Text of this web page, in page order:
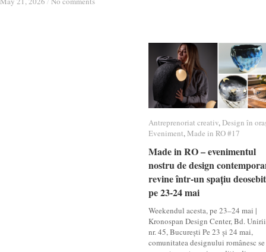
Antreprenoriat creativ,Design în
Eveniment,Made in RO #17
Made in RO – evenimentul
nostru de design
revine într-un spațiu
pe 23-24 mai
Weekendul acesta, pe 23–24 mai |
Kronospan Design Center, Bd. Unirii
nr. 45, București Pe 23 și 24 mai,
comunitatea designului românesc se
Antreprenoriat creativ Design în
Eveniment Made in RO #17
Made in RO – evenimentul
nostru de design
revine într-un spațiu
pe 23-24 mai